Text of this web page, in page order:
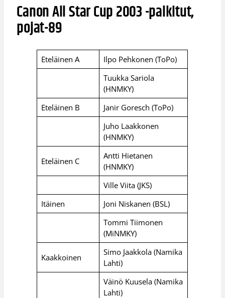
Canon All Star Cup 2003 -palkitut,
pojat-89
Eteläinen A
Ilpo Pehkonen (ToPo)
Tuukka Sariola
(HNMKY)
Eteläinen B
Janir Goresch (ToPo)
Juho Laakkonen
(HNMKY)
Eteläinen C
Antti Hietanen
(HNMKY)
Ville Viita (JKS)
Itäinen
Joni Niskanen (BSL)
Tommi Tiimonen
(MiNMKY)
Kaakkoinen
Simo Jaakkola (Namika
Lahti)
Väinö Kuusela (Namika
Lahti)